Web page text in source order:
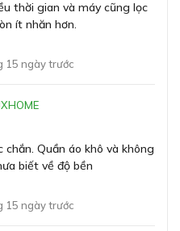
áo.
Áo sơ mi
(Hemden)
Vải dệt/ Chăn
(Handtücher)
Sấy nhanh 40
Diệt khuẩn
thời gian và máy cũng lọc
ít nhăn hơn.
15 ngày trước
Quần áo khô và không
biết về độ bền
15 ngày trước